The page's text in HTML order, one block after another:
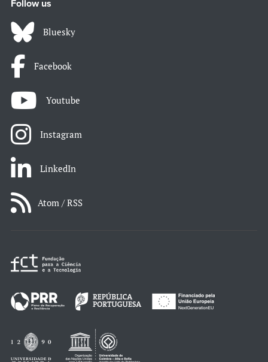
Follow us
Bluesky
Facebook
Youtube
Instagram
LinkedIn
Atom / RSS